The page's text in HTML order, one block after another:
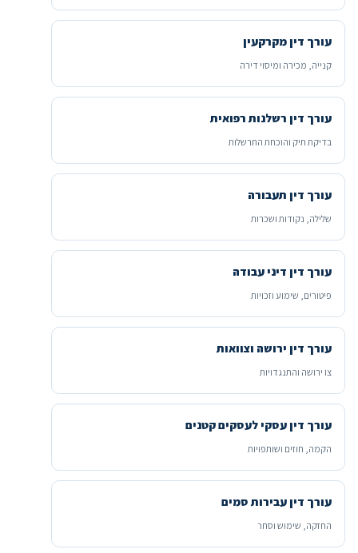
עורך דין מקרקעין
קנייה, מכירה ומיסוי דירה
עורך דין רשלנות רפואית
בדיקת תיק והוכחת התרשלות
עורך דין תעבורה
שלילה, נקודות ושכרות
עורך דין דיני עבודה
פיטורים, שימוע וזכויות
עורך דין ירושה וצוואות
צו ירושה והתנגדויות
עורך דין עסקי לעסקים קטנים
הקמה, חוזים ושותפויות
עורך דין עבירות סמים
החזקה, שימוש וסחר